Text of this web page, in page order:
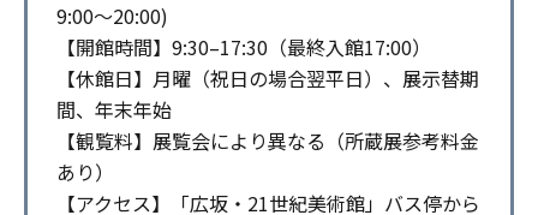
9:00～20:00)
【開館時間】9:30–17:30（最終入館17:00）
【休館日】月曜（祝日の場合翌平日）、展示替期
間、年末年始
【観覧料】展覧会により異なる（所蔵展参考料金
あり）
【アクセス】「広坂・21世紀美術館」バス停から